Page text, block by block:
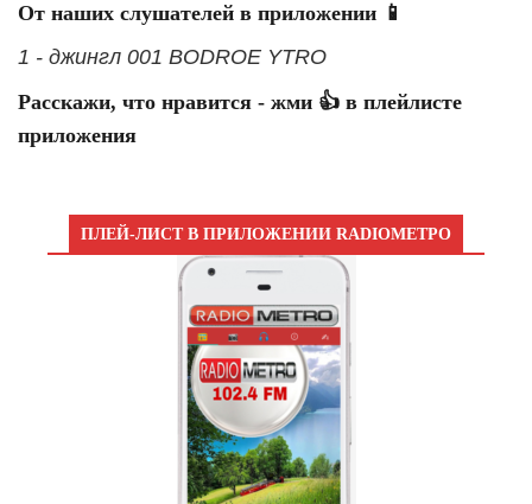
От наших слушателей в приложении 📱
1 - джингл 001 BODROE YTRO
Расскажи, что нравится - жми 👍 в плейлисте
приложения
ПЛЕЙ-ЛИСТ В ПРИЛОЖЕНИИ RADIOМЕТРО